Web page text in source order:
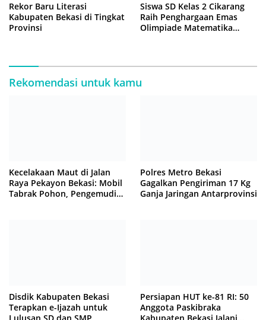
Rekor Baru Literasi
Kabupaten Bekasi di Tingkat
Provinsi
Siswa SD Kelas 2 Cikarang
Raih Penghargaan Emas
Olimpiade Matematika
Rekomendasi untuk kamu
Kecelakaan Maut di Jalan
Raya Pekayon Bekasi: Mobil
Tabrak Pohon, Pengemudi
Polres Metro Bekasi
Gagalkan Pengiriman 17 Kg
Ganja Jaringan Antarprovinsi
Disdik Kabupaten Bekasi
Terapkan e-Ijazah untuk
Persiapan HUT ke-81 RI: 50
Anggota Paskibraka